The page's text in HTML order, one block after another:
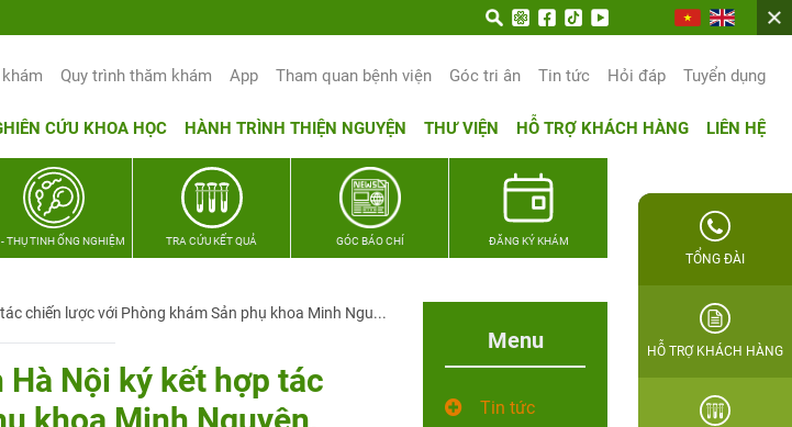
Quy trình thăm khám App Tham quan bệnh viện Góc tri ân Tin tức Hỏi đáp Tuyển dụng
CỨU KHOA HỌC HÀNH TRÌNH THIỆN NGUYỆN THƯ VIỆN HỖ TRỢ KHÁCH HÀNG LIÊN HỆ
THỤ TINH ỐNG NGHIỆM TRA CỨU KẾT QUẢ GÓC BÁO CHÍ ĐĂNG KÝ KHÁM
chiến lược với Phòng khám Sản phụ khoa Minh Ngu...
Nội ký kết hợp tác
Menu
Tin tức
TỔNG ĐÀI
HỖ TRỢ KHÁCH HÀNG